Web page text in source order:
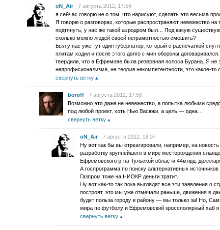
oN_Air
7 августа 2012, 17:54
я сейчас говорю не о том, что нарисуют, сделать это весьма
Я говорю о разговорах, которые распространяют невежество
подтянуть, у нас же такой аэродром был… Под какую
сколько можно людей своей неграмотностью смешить?
Был у нас уже тут один губернатор, который с распечаткой
плитам ходил и после этого долго с мин обороны
твердили, что в Ефремове была резервная полоса Бурана. Я не
непрофисионализма, не теория некомпетентности, это какое-то
свернуть ветку
boroff
7 августа 2012, 17:58
Возможно это даже не невежество, а попытка любыми
под любой проект, хоть Нью Васюки, а цель — одна…
свернуть ветку
oN_Air
7 августа 2012, 18:07
Ну вот как бы вы отреагировали, например, на
разработку крупнейшего в мире месторождения
Ефремовского р-на Тульской области 44млрд.
А госпрограмма по поиску альтернативных
Газпром тоже на НИОКР деньги тратит.
Ну вот как-то так пока выглядят все эти заявления о
построят, это мы уже отмечали раньше, движения в
будет польза городу и району — мы только за! Но,
мира по футболу и Ефремовский кроссполярный хаб
свернуть ветку